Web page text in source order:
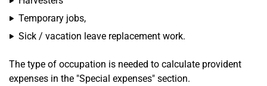
Temporary jobs,
Sick / vacation leave replacement work.
The type of occupation is needed to calculate provident
expenses in the "Special expenses" section.